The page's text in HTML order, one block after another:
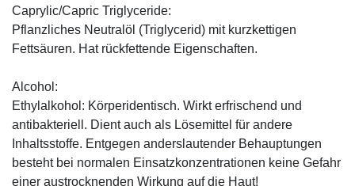
Caprylic/Capric Triglyceride:
Pflanzliches Neutralöl (Triglycerid) mit kurzkettigen
Fettsäuren. Hat rückfettende Eigenschaften.
Alcohol:
Ethylalkohol: Körperidentisch. Wirkt erfrischend und
antibakteriell. Dient auch als Lösemittel für andere
Inhaltsstoffe. Entgegen anderslautender Behauptungen
besteht bei normalen Einsatzkonzentrationen keine Gefahr
einer austrocknenden Wirkung auf die Haut!